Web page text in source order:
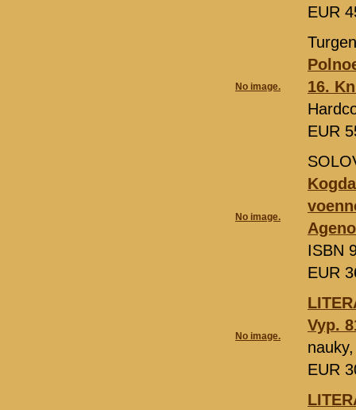
EUR
No image.
16.
EUR
No image.
ISBN
EUR
No image.
Vyp.
EUR